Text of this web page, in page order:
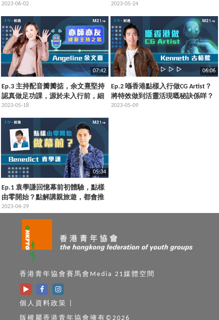
有佢！
2023-06-02
應該咁樣做？
2023-05-24
07:42
Ep.3 主持配音瓣瓣掂，余文熹堅持
認真做足功課，源於未入行前，細
細個唔覺意聽到嘅一個評價！
2023-05-18
06:06
Ep.2 喺香港點樣入行做CG Artist？
將特效做到活靈活現嘅秘訣係咩？
2023-05-09
05:34
Ep.1 袁學謙回憶幕前初體驗，點樣
由零開始？點解講親旅遊，都會推
介觀眾去非洲？
2023-04-29
香港青年協會賽馬會Media 21媒體空間
個人資料政策
版權屬香港青年協會擁有©2026